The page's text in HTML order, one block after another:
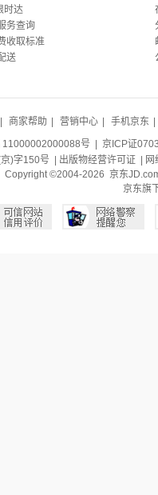
时达
务查询
收取标准
送
商家帮助 营销中心 手机京东
11000002000088号 | 京ICP证
)字150号 | 出版物经营许可证
Copyright ©2004-2026 京东
京东旗